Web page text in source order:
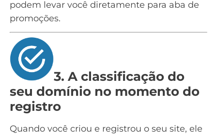
podem levar você diretamente para aba de
promoções.
3. A classificação do
seu domínio no momento do
registro
Quando você criou e registrou o seu site, ele